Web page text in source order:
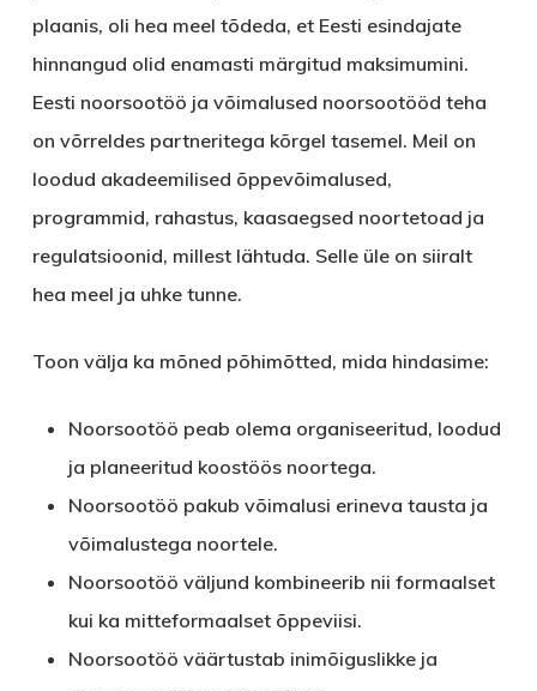
plaanis, oli hea meel tõdeda, et Eesti esindajate
hinnangud olid enamasti märgitud maksimumini.
Eesti noorsootöö ja võimalused noorsootööd teha
on võrreldes partneritega kõrgel tasemel. Meil on
loodud akadeemilised õppevõimalused,
programmid, rahastus, kaasaegsed noortetoad ja
regulatsioonid, millest lähtuda. Selle üle on siiralt
hea meel ja uhke tunne.
Toon välja ka mõned põhimõtted, mida hindasime:
Noorsootöö peab olema organiseeritud, loodud
ja planeeritud koostöös noortega.
Noorsootöö pakub võimalusi erineva tausta ja
võimalustega noortele.
Noorsootöö väljund kombineerib nii formaalset
kui ka mitteformaalset õppeviisi.
Noorsootöö väärtustab inimõiguslikke ja